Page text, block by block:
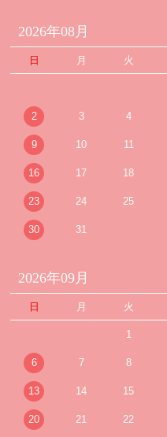
2026年08月
日 月 火
2 3 4
9 10 11
16 17 18
23 24 25
30 31
2026年09月
日 月 火
1
6 7 8
13 14 15
20 21 22